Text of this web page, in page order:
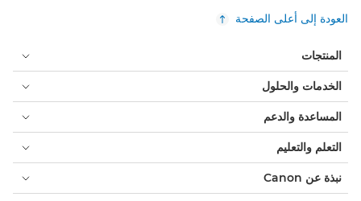
العودة إلى أعلى الصفحة
المنتجات
الخدمات والحلول
المساعدة والدعم
التعلم والتعليم
نبذة عن Canon